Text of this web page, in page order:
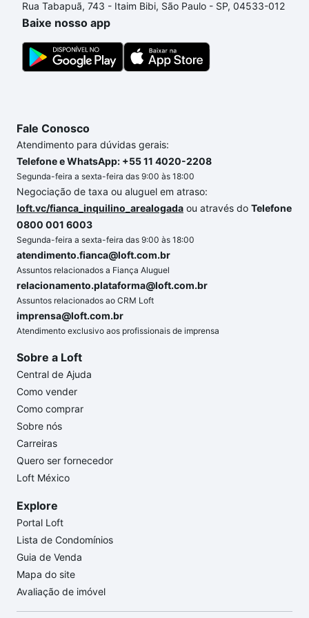
conforto. Loft, com você até as chaves.
Rua Tabapuã, 743 - Itaim Bibi, São Paulo - SP, 04533-012
Baixe nosso app
Fale Conosco
Atendimento para dúvidas gerais:
Telefone e WhatsApp: +55 11 4020-2208
Segunda-feira a sexta-feira das 9:00 às 18:00
Negociação de taxa ou aluguel em atraso:
loft.vc/fianca_inquilino_arealogada ou através do Telefone
0800 001 6003
Segunda-feira a sexta-feira das 9:00 às 18:00
atendimento.fianca@loft.com.br
Assuntos relacionados a Fiança Aluguel
relacionamento.plataforma@loft.com.br
Assuntos relacionados ao CRM Loft
imprensa@loft.com.br
Atendimento exclusivo aos profissionais de imprensa
Sobre a Loft
Central de Ajuda
Como vender
Como comprar
Sobre nós
Carreiras
Quero ser fornecedor
Loft México
Explore
Portal Loft
Lista de Condomínios
Guia de Venda
Mapa do site
Avaliação de imóvel